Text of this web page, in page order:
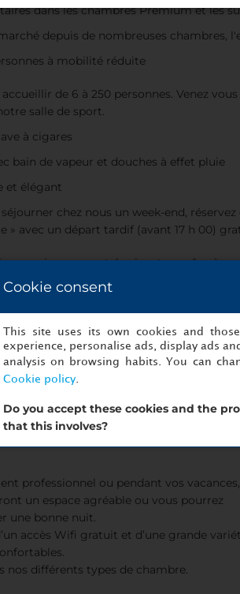
dans les chambres Premium et les
depuis de nombreuses chambres,
à mobilité réduite
de 6 à 250 personnes. Venez
salle de sport.
à cigares
bain de vapeur et douches à effet pluie
et élégant
chez nous un week-end,
» avec un départ tardif (avant 17 h 00)
environnemental suivantes,
professionnel ou pendant vos
un espace agréable ou vous pourrez
une bonne nuit.
accès Wifi gratuit et d’une grande
nos différents types de chambre.
Cookie consent
This site uses its own cookies and
experience, personalise ads, display ads
analysis on browsing habits. You can
Cookie policy.
Do you accept these cookies and the
that this involves?